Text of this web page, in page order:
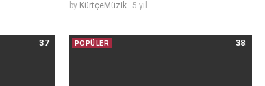
by KürtçeMüzik 5 yıl
37 38
POPÜLER